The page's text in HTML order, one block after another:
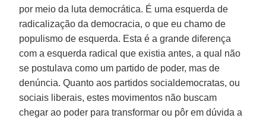
por meio da luta democrática. É uma esquerda de
radicalização da democracia, o que eu chamo de
populismo de esquerda. Esta é a grande diferença
com a esquerda radical que existia antes, a qual não
se postulava como um partido de poder, mas de
denúncia. Quanto aos partidos socialdemocratas, ou
sociais liberais, estes movimentos não buscam
chegar ao poder para transformar ou pôr em dúvida a